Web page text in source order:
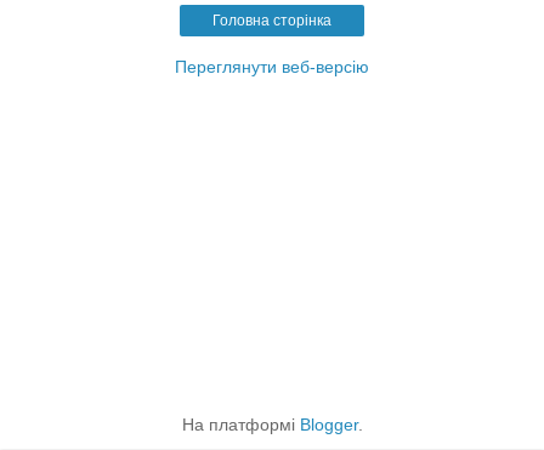
Головна сторінка
Переглянути веб-версію
На платформі Blogger.